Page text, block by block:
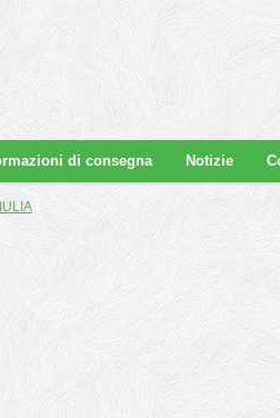
di consegna Notizie